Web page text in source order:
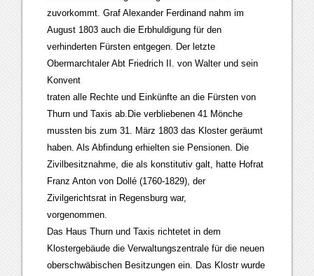
zuvorkommt. Graf Alexander Ferdinand nahm im
August 1803 auch die Erbhuldigung für den
verhinderten Fürsten entgegen. Der letzte
Obermarchtaler Abt Friedrich II. von Walter und sein
Konvent
traten alle Rechte und Einkünfte an die Fürsten von
Thurn und Taxis ab.Die verbliebenen 41 Mönche
mussten bis zum 31. März 1803 das Kloster geräumt
haben. Als Abfindung erhielten sie Pensionen. Die
Zivilbesitznahme, die als konstitutiv galt, hatte Hofrat
Franz Anton von Dollé (1760-1829), der
Zivilgerichtsrat in Regensburg war,
vorgenommen.
Das Haus Thurn und Taxis richtetet in dem
Klostergebäude die Verwaltungszentrale für die neuen
oberschwäbischen Besitzungen ein. Das Klostr wurde